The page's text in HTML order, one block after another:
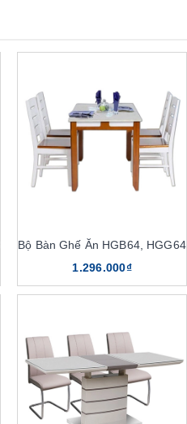
Bộ Bàn Ghế Ăn HGB64, HGG64
1.296.000₫